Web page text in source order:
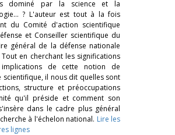
dominé par la science et la
? L'auteur est tout à la fois
du Comité d'action scientifique
et Conseiller scientifique du
général de la défense nationale
Tout en cherchant les significations
de cette notion de
scientifique, il nous dit quelles sont
structure et préoccupations
qu'il préside et comment son
dans le cadre plus général
à l'échelon national. Lire les
lignes